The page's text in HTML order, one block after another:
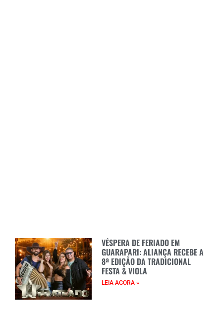
VÉSPERA DE FERIADO EM
GUARAPARI: ALIANÇA RECEBE A
8ª EDIÇÃO DA TRADICIONAL
FESTA & VIOLA
LEIA AGORA »